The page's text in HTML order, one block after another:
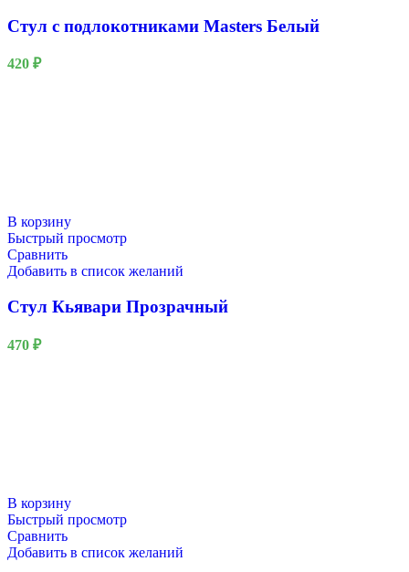
Стул с подлокотниками Masters Белый
420 ₽
В корзину
Быстрый просмотр
Сравнить
Добавить в список желаний
Стул Кьявари Прозрачный
470 ₽
В корзину
Быстрый просмотр
Сравнить
Добавить в список желаний